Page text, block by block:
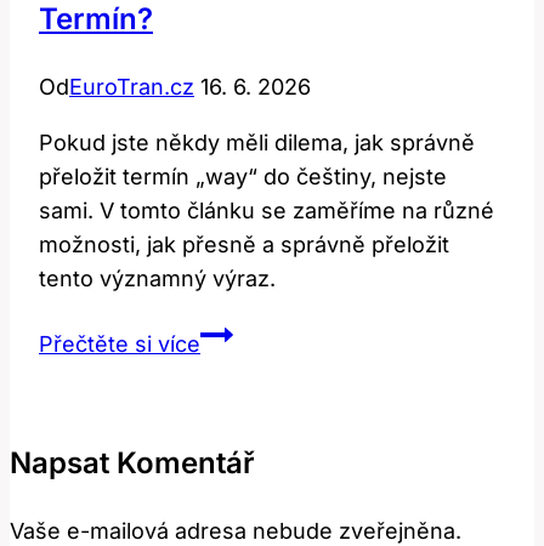
Termín?
OdEuroTran.cz 16. 6. 2026
Pokud jste někdy měli dilema, jak správně
přeložit termín „way“ do češtiny, nejste
sami. V tomto článku se zaměříme na různé
možnosti, jak přesně a správně přeložit
tento významný výraz.
Přečtěte si víceWay:
Tento
Napsat Komentář
Vaše e-mailová adresa nebude zveřejněna.